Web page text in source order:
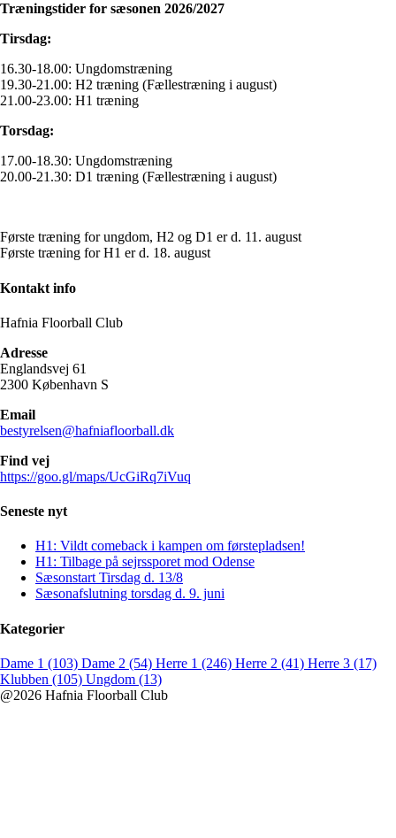
Træningstider for sæsonen 2026/2027
Tirsdag:
16.30-18.00: Ungdomstræning
19.30-21.00: H2 træning (Fællestræning i august)
21.00-23.00: H1 træning
Torsdag:
17.00-18.30: Ungdomstræning
20.00-21.30: D1 træning (Fællestræning i august)
Første træning for ungdom, H2 og D1 er d. 11. august
Første træning for H1 er d. 18. august
Kontakt info
Hafnia Floorball Club
Adresse
Englandsvej 61
2300 København S
Email
bestyrelsen@hafniafloorball.dk
Find vej
https://goo.gl/maps/UcGiRq7iVuq
Seneste nyt
H1: Vildt comeback i kampen om førstepladsen!
H1: Tilbage på sejrssporet mod Odense
Sæsonstart Tirsdag d. 13/8
Sæsonafslutning torsdag d. 9. juni
Kategorier
Dame 1 (103) Dame 2 (54) Herre 1 (246) Herre 2 (41) Herre 3 (17)
Klubben (105) Ungdom (13)
@2026 Hafnia Floorball Club